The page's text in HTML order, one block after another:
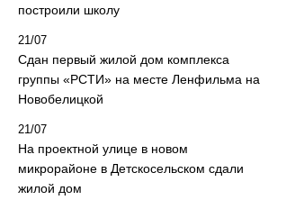
построили школу
21/07
Сдан первый жилой дом комплекса
группы «РСТИ» на месте Ленфильма на
Новобелицкой
21/07
На проектной улице в новом
микрорайоне в Детскосельском сдали
жилой дом